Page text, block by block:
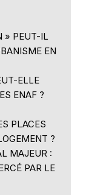
» PEUT-IL
EN
ELLE
ENAF ?
PLACES
?
MAJEUR :
PAR LE